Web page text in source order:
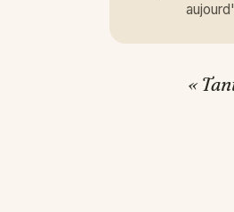
«